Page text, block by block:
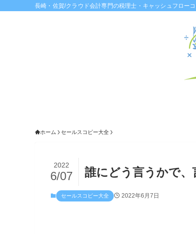
長崎・佐賀/クラウド会計専門の税理士・キャッシュフロー
ホーム セールスコピー大全
誰にどう言うかで
2022
6/07
セールスコピー大全 2022年6月7日